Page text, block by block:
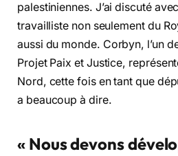
palestiniennes. J’ai discuté
travailliste non seulement du
aussi du monde. Corbyn, l’un
Projet Paix et Justice,
Nord, cette fois en tant que
a beaucoup à dire.
« Nous devons